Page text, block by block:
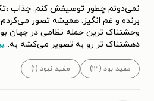
نمی‌دونم چطور توصیفش کنم. جذاب
برنده و غم انگیز. همیشه تصور می‌کردم
وحشتناک ترین حمله نظامی در جهان
دهشتناک تر رو به تصویر می‌کشه به...
مفید بود (۱۳) مفید نبود (۱)